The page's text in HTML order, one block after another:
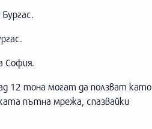
София.
12 тона могат да ползват като
пътна мрежа, спазвайки